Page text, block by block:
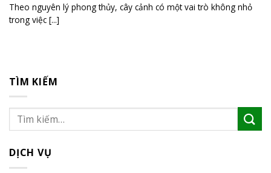
Theo nguyên lý phong thủy, cây cảnh có một vai trò không nhỏ
trong việc [...]
TÌM KIẾM
DỊCH VỤ